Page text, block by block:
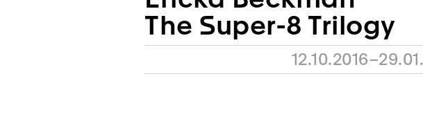
The Super-8 Trilogy